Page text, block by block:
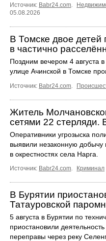
Источник: Babr24.com.
05.08.2026
В Томске двое детей
в частично
Поздним вечером 4 августа
улице Ачинской в Томске
Источник: Babr24.com
Житель
сетями 22 стерляди.
Оперативники угрозыска
выявили незаконную добычу
в окрестностях села Нарга.
Источник: Babr24.com Криминал
В Бурятии
Татауровской
5 августа в Бурятии по
приостановили
переправы через реку